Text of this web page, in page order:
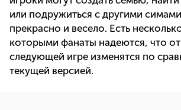
или подружиться с другими
прекрасно и весело. Есть
которыми фанаты надеются, что
следующей игре изменятся по
текущей версией.